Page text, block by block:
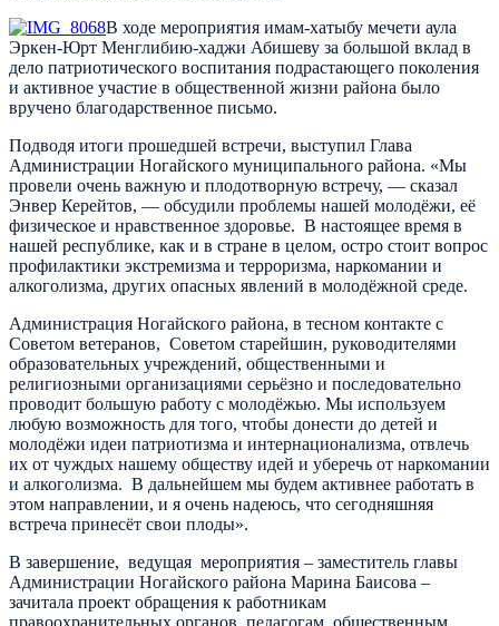
В ходе мероприятия имам-хатыбу мечети аула
Эркен-Юрт Менглибию-хаджи Абишеву за большой вклад в
дело патриотического воспитания подрастающего поколения
и активное участие в общественной жизни района было
вручено благодарственное письмо.
Подводя итоги прошедшей встречи, выступил Глава
Администрации Ногайского муниципального района. «Мы
провели очень важную и плодотворную встречу, — сказал
Энвер Керейтов, — обсудили проблемы нашей молодёжи, её
физическое и нравственное здоровье. В настоящее время в
нашей республике, как и в стране в целом, остро стоит вопрос
профилактики экстремизма и терроризма, наркомании и
алкоголизма, других опасных явлений в молодёжной среде.
Администрация Ногайского района, в тесном контакте с
Советом ветеранов, Советом старейшин, руководителями
образовательных учреждений, общественными и
религиозными организациями серьёзно и последовательно
проводит большую работу с молодёжью. Мы используем
любую возможность для того, чтобы донести до детей и
молодёжи идеи патриотизма и интернационализма, отвлечь
их от чуждых нашему обществу идей и уберечь от наркомании
и алкоголизма. В дальнейшем мы будем активнее работать в
этом направлении, и я очень надеюсь, что сегодняшняя
встреча принесёт свои плоды».
В завершение, ведущая мероприятия – заместитель главы
Администрации Ногайского района Марина Баисова –
зачитала проект обращения к работникам
правоохранительных органов, педагогам, общественным